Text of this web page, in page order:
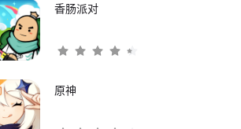
香肠派对
原神